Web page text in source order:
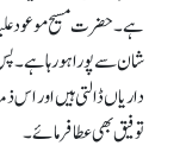
ہے۔ حضرت مسیح موعود علیہ
شان سے پورا ہو رہا ہے۔ پس
داریاں ڈالتی ہیں اور اس
توفیق بھی عطا فرمائے۔